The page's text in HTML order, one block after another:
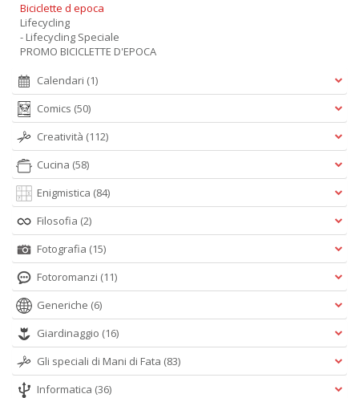
Biciclette d epoca
Lifecycling
- Lifecycling Speciale
PROMO BICICLETTE D'EPOCA
Calendari (1)
Comics (50)
Creatività (112)
Cucina (58)
Enigmistica (84)
Filosofia (2)
Fotografia (15)
Fotoromanzi (11)
Generiche (6)
Giardinaggio (16)
Gli speciali di Mani di Fata (83)
Informatica (36)